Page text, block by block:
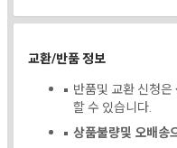
교환/반품 정보
반품및 교환 신청은
할 수 있습니다.
상품불량및 오배송